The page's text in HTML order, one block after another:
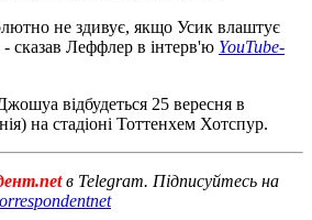
не здивує, якщо Усик влаштує
сказав Леффлер в інтерв'ю YouTube-
відбудеться 25 вересня в
на стадіоні Тоттенхем Хотспур.
в Telegram. Підписуйтесь на